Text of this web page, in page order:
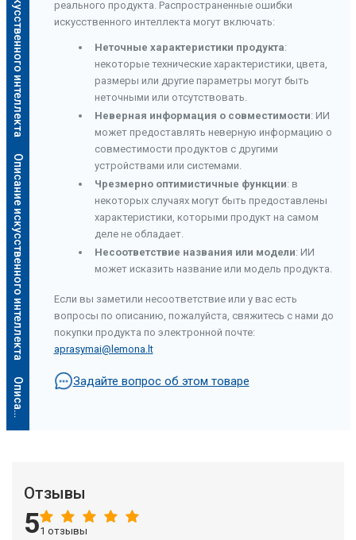
Описание искусственного интеллекта
О
п
и
с
а
н
и
е
и
с
к
у
с
с
т
в
е
н
н
о
г
о
и
н
т
е
л
л
е
к
т
а
реального продукта. Распространенные ошибки
искусственного интеллекта могут включать:
Неточные характеристики продукта:
некоторые технические характеристики, цвета,
размеры или другие параметры могут быть
неточными или отсутствовать.
Неверная информация о совместимости: ИИ
может предоставлять неверную информацию о
совместимости продуктов с другими
устройствами или системами.
Чрезмерно оптимистичные функции: в
некоторых случаях могут быть предоставлены
характеристики, которыми продукт на самом
деле не обладает.
Несоответствие названия или модели: ИИ
может исказить название или модель продукта.
Если вы заметили несоответствие или у вас есть
вопросы по описанию, пожалуйста, свяжитесь с нами до
покупки продукта по электронной почте:
aprasymai@lemona.lt
Задайте вопрос об этом товаре
Отзывы
51 отзывы